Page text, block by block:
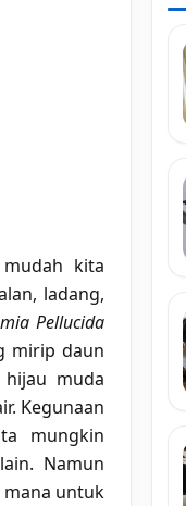
kita
ladang,
Pellucida
mirip daun
muda
Kegunaan
mungkin
Namun
untuk